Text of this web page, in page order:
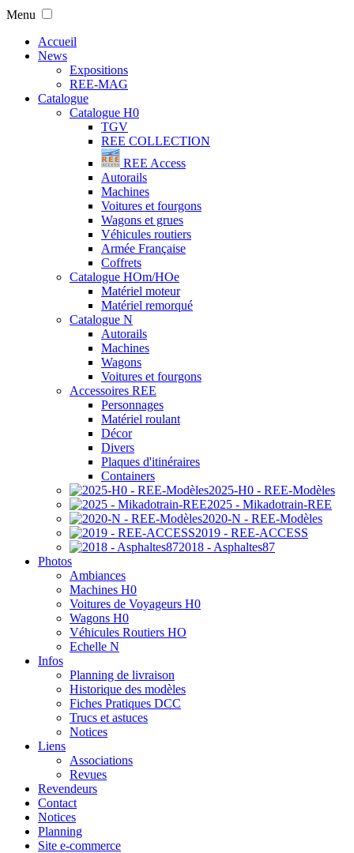
Menu
Accueil
News
Expositions
REE-MAG
Catalogue
Catalogue H0
TGV
REE COLLECTION
REE Access
Autorails
Machines
Voitures et fourgons
Wagons et grues
Véhicules routiers
Armée Française
Coffrets
Catalogue HOm/HOe
Matériel moteur
Matériel remorqué
Catalogue N
Autorails
Machines
Wagons
Voitures et fourgons
Accessoires REE
Personnages
Matériel roulant
Décor
Divers
Plaques d'itinéraires
Containers
2025-H0 - REE-Modèles
2025 - Mikadotrain-REE
2020-N - REE-Modèles
2019 - REE-ACCESS
2018 - Asphaltes87
Photos
Ambiances
Machines H0
Voitures de Voyageurs H0
Wagons H0
Véhicules Routiers HO
Echelle N
Infos
Planning de livraison
Historique des modèles
Fiches Pratiques DCC
Trucs et astuces
Notices
Liens
Associations
Revues
Revendeurs
Contact
Notices
Planning
Site e-commerce